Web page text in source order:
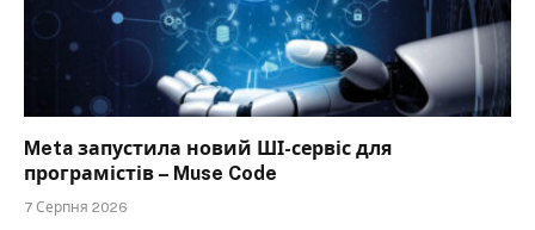
Meta запустила новий ШІ-сервіс для
програмістів – Muse Code
7 Серпня 2026